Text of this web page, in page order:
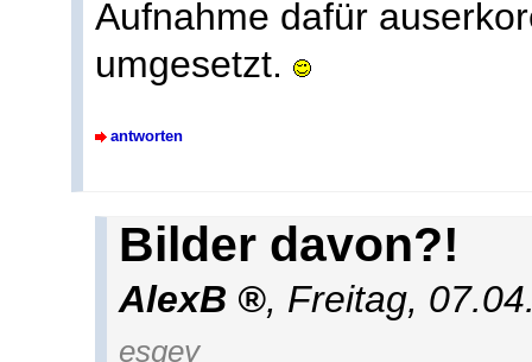
Aufnahme dafür
umgesetzt.
antworten
Bilder davon?!
AlexB , Freitag,
esgey